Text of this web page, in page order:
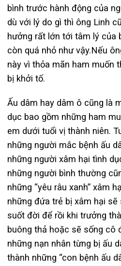
bình trước hành động của
dù với lý do gì thì ông Linh
hưởng rất lớn tới tâm lý của
còn quá nhỏ như vậy.Nếu
này vì thỏa mãn ham muốn
bị khởi tố.
Ấu dâm hay dâm ô cũng là
dục bao gồm những ham
em dưới tuổi vị thành niên.
những người mắc bệnh ấu
những người xâm hại tình
những người bình thường
những “yêu râu xanh” xâm
những đứa trẻ bị xâm hại sẽ
suốt đời để rồi khi trưởng
buông thả hoặc sẽ sống cô
những nạn nhân từng bị ấu
thành những “con bệnh ấu